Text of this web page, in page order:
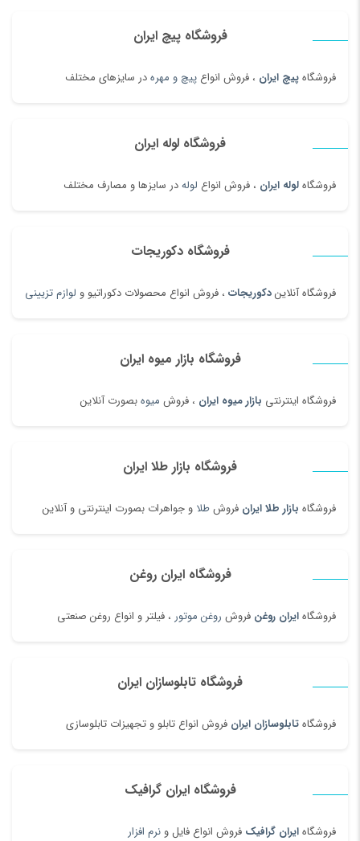
فروشگاه پیچ ایران
فروشگاهپیچ ایران ، فروش انواع پیچ و مهرهدر سایزهای مختلف
فروشگاه لوله ایران
فروشگاهلوله ایران ، فروش انواع لولهدر سایزها و مصارف مختلف
فروشگاه دکوریجات
فروشگاه آنلایندکوریجات ، فروش انواع محصولات دکوراتیو و لوازم تزیینی
فروشگاه بازار میوه ایران
فروشگاه اینترنتی بازار میوه ایران ، فروش میوهبصورت آنلاین
فروشگاه بازار طلا ایران
فروشگاه بازار طلا ایران فروشطلا و جواهرات بصورت اینترنتی و آنلاین
فروشگاه ایران روغن
فروشگاهایران روغن فروش روغن موتور ، فیلتر و انواع روغن صنعتی
فروشگاه تابلوسازان ایران
فروشگاهتابلوسازان ایران فروش انواع تابلو و تجهیزات تابلوسازی
فروشگاه ایران گرافیک
فروشگاهایران گرافیک فروش انواع فایل و نرم افزار